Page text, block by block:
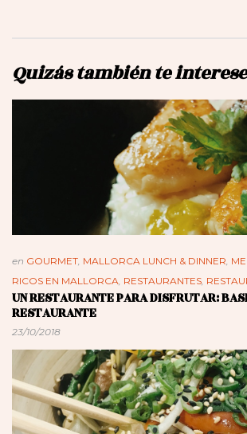
Quizás también te interese
en GOURMET, MALLORCA LUNCH & DINNER,
RICOS EN MALLORCA, RESTAURANTES,
UN RESTAURANTE PARA DISFRUTAR:
RESTAURANTE
23/10/2018